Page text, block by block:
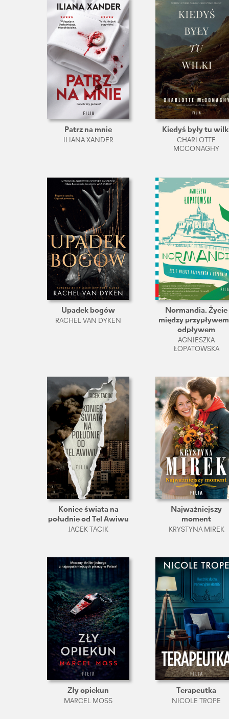
Patrz na mnie
ILIANA XANDER
Kiedyś były tu
CHARLOTTE
MCCONAGHY
Upadek bogów
RACHEL VAN DYKEN
Normandia. Życie
między
odpływem
AGNIESZKA
ŁOPATOWSKA
Koniec świata na
południe od Tel Awiwu
JACEK TACIK
Najważniejszy
moment
KRYSTYNA MIREK
Zły opiekun
MARCEL MOSS
Terapeutka
NICOLE TROPE